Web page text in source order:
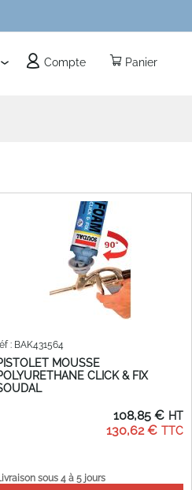
Panier
Compte
MOUSSE
CLICK & FIX
: BAK431564
130,62 €
108,85 €
sous 4 à 5 jours